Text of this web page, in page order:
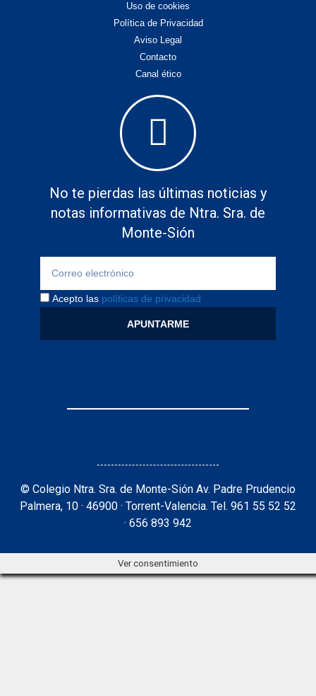
Uso de cookies
Política de Privacidad
Aviso Legal
Contacto
Canal ético
No te pierdas las últimas noticias y
notas informativas de Ntra. Sra. de
Monte-Sión
Acepto las políticas de privacidad
APUNTARME
© Colegio Ntra. Sra. de Monte-Sión Av. Padre Prudencio
Palmera, 10 · 46900 · Torrent-Valencia. Tel. 961 55 52 52
· 656 893 942
Ver consentimiento